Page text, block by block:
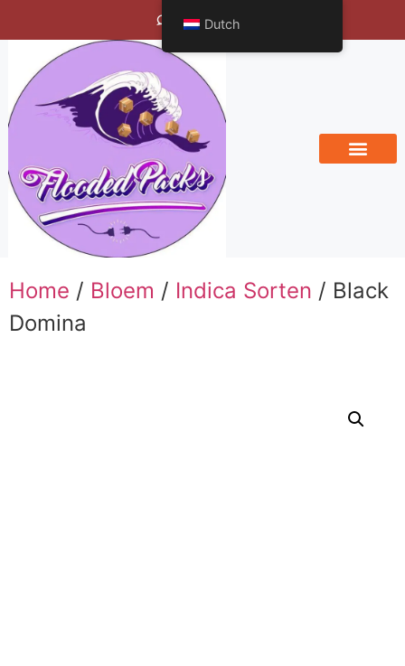
Bengals Vineyard
Home / Bloem / Indica Sorten / Black
Domina
Dutch